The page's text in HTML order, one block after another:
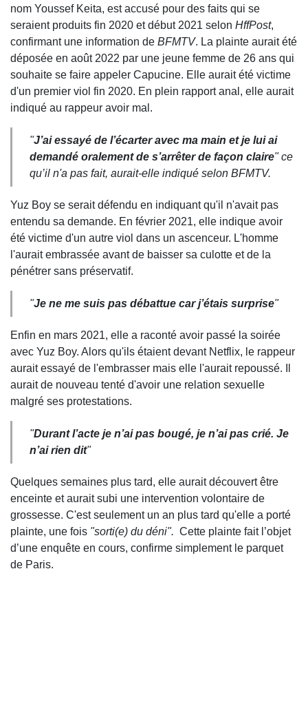
nom Youssef Keita, est accusé pour des faits qui se
seraient produits fin 2020 et début 2021 selon HffPost,
confirmant une information de BFMTV. La plainte aurait été
déposée en août 2022 par une jeune femme de 26 ans qui
souhaite se faire appeler Capucine. Elle aurait été victime
d'un premier viol fin 2020. En plein rapport anal, elle aurait
indiqué au rappeur avoir mal.
"J’ai essayé de l’écarter avec ma main et je lui ai
demandé oralement de s’arrêter de façon claire"ce
qu’il n'a pas fait, aurait-elle indiqué selon BFMTV.
Yuz Boy se serait défendu en indiquant qu'il n'avait pas
entendu sa demande. En février 2021, elle indique avoir
été victime d'un autre viol dans un ascenceur. L'homme
l'aurait embrassée avant de baisser sa culotte et de la
pénétrer sans préservatif.
"Je ne me suis pas débattue car j’étais surprise"
Enfin en mars 2021, elle a raconté avoir passé la soirée
avec Yuz Boy. Alors qu'ils étaient devant Netflix, le rappeur
aurait essayé de l'embrasser mais elle l'aurait repoussé. Il
aurait de nouveau tenté d'avoir une relation sexuelle
malgré ses protestations.
"Durant l’acte je n’ai pas bougé, je n’ai pas crié. Je
n’ai rien dit"
Quelques semaines plus tard, elle aurait découvert être
enceinte et aurait subi une intervention volontaire de
grossesse. C'est seulement un an plus tard qu'elle a porté
plainte, une fois "sorti(e) du déni". Cette plainte fait l’objet
d’une enquête en cours, confirme simplement le parquet
de Paris.